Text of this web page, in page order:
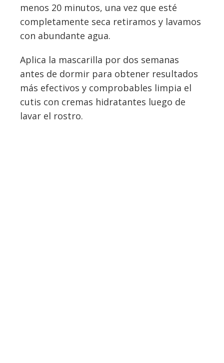
menos 20 minutos, una vez que esté
completamente seca retiramos y lavamos
con abundante agua.
Aplica la mascarilla por dos semanas
antes de dormir para obtener resultados
más efectivos y comprobables limpia el
cutis con cremas hidratantes luego de
lavar el rostro.